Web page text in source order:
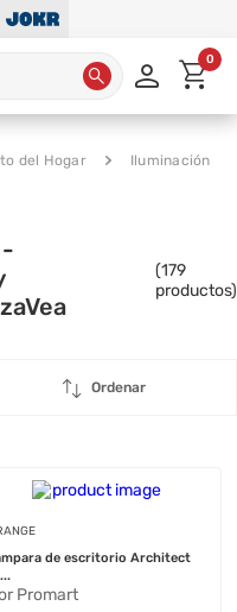
0
del Hogar Iluminación
(179
productos)
Ordenar
de escritorio Architect
Promart